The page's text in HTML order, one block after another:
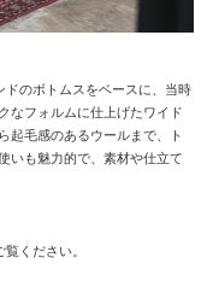
ドのボトムスをベースに、当時
なフォルムに仕上げたワイド
起毛感のあるウールまで、ト
いも魅力的で、素材や仕立て
覧ください。